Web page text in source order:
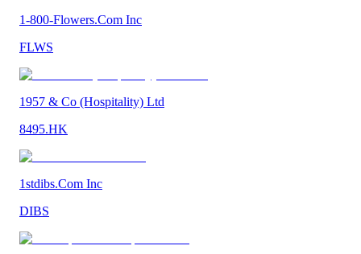
1-800-Flowers.Com Inc
FLWS
1957 & Co (Hospitality) Ltd
8495.HK
1stdibs.Com Inc
DIBS